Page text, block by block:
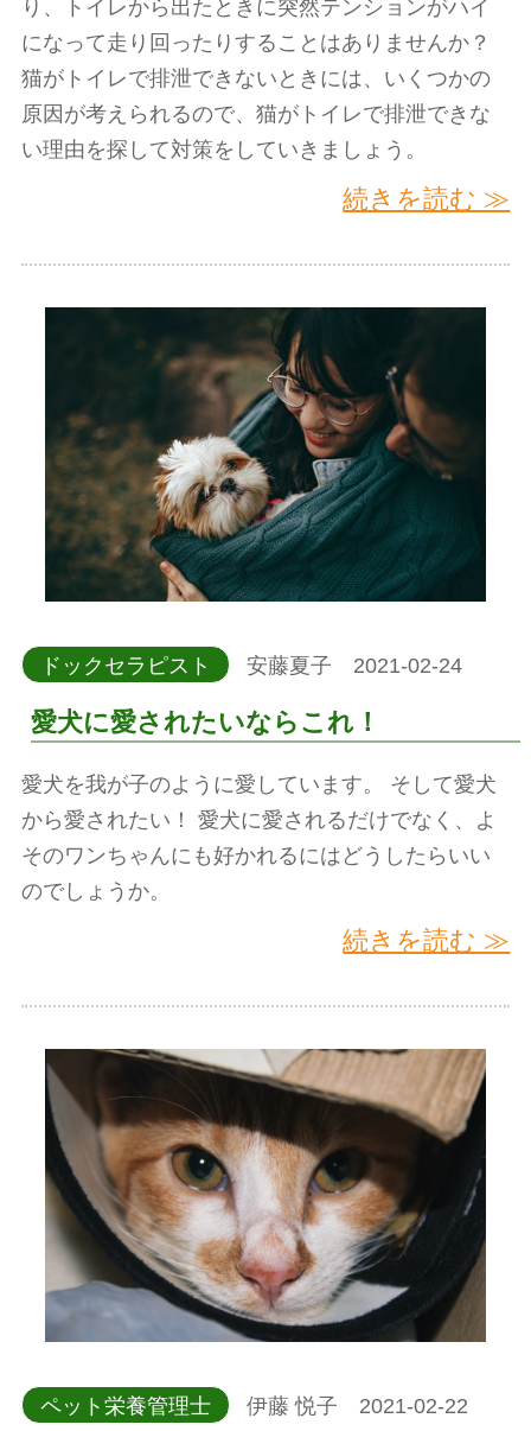
り、トイレから出たときに突然テンションがハイ
になって走り回ったりすることはありませんか？
猫がトイレで排泄できないときには、いくつかの
原因が考えられるので、猫がトイレで排泄できな
い理由を探して対策をしていきましょう。
続きを読む ≫
ドックセラピスト 安藤夏子 2021-02-24
愛犬に愛されたいならこれ！
愛犬を我が子のように愛しています。 そして愛犬
から愛されたい！ 愛犬に愛されるだけでなく、よ
そのワンちゃんにも好かれるにはどうしたらいい
のでしょうか。
続きを読む ≫
ペット栄養管理士 伊藤 悦子 2021-02-22